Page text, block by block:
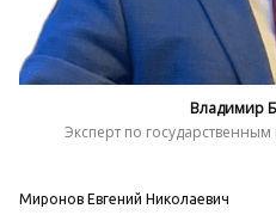
Владимир
Эксперт по
Миронов Евгений Николаевич